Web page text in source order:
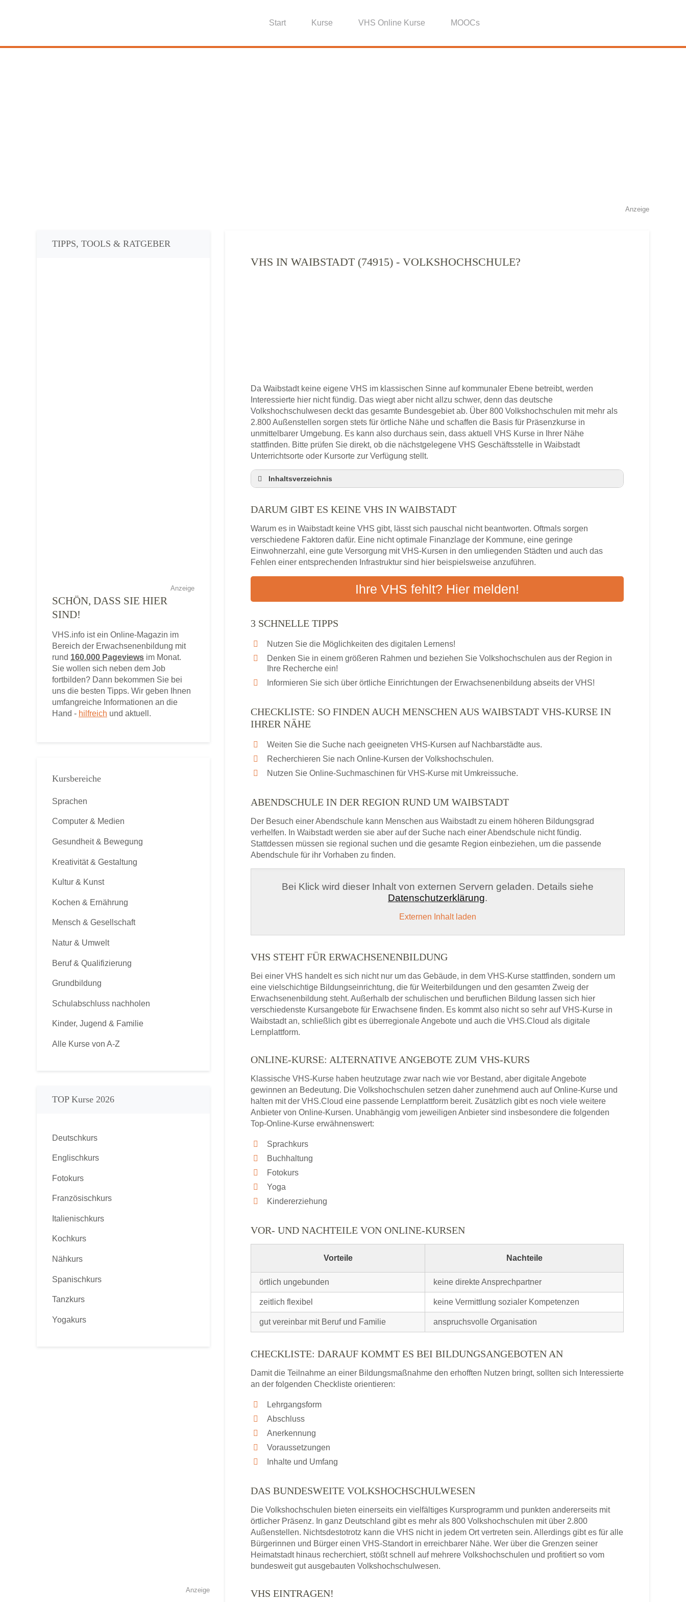
Start Kurse VHS Online Kurse MOOCs
Anzeige
VHS IN WAIBSTADT (74915) - VOLKSHOCHSCHULE?
Da Waibstadt keine eigene VHS im klassischen Sinne auf kommunaler Ebene betreibt, werden
Interessierte hier nicht fündig. Das wiegt aber nicht allzu schwer, denn das deutsche
Volkshochschulwesen deckt das gesamte Bundesgebiet ab. Über 800 Volkshochschulen mit mehr als
2.800 Außenstellen sorgen stets für örtliche Nähe und schaffen die Basis für Präsenzkurse in
unmittelbarer Umgebung. Es kann also durchaus sein, dass aktuell VHS Kurse in Ihrer Nähe
stattfinden. Bitte prüfen Sie direkt, ob die nächstgelegene VHS Geschäftsstelle in Waibstadt
Unterrichtsorte oder Kursorte zur Verfügung stellt.
Inhaltsverzeichnis
3 schnelle Tipps
Abendschule in der Region rund um Waibstadt
VHS steht für Erwachsenenbildung
Online-Kurse: Alternative Angebote zum VHS-Kurs
Checkliste: Darauf kommt es bei Bildungsangeboten an
DARUM GIBT ES KEINE VHS IN WAIBSTADT
Warum es in Waibstadt keine VHS gibt, lässt sich pauschal nicht beantworten. Oftmals sorgen
verschiedene Faktoren dafür. Eine nicht optimale Finanzlage der Kommune, eine geringe
Einwohnerzahl, eine gute Versorgung mit VHS-Kursen in den umliegenden Städten und auch das
Fehlen einer entsprechenden Infrastruktur sind hier beispielsweise anzuführen.
Ihre VHS fehlt? Hier melden!
3 SCHNELLE TIPPS
Nutzen Sie die Möglichkeiten des digitalen Lernens!
Denken Sie in einem größeren Rahmen und beziehen Sie Volkshochschulen aus der Region in
Ihre Recherche ein!
Informieren Sie sich über örtliche Einrichtungen der Erwachsenenbildung abseits der VHS!
CHECKLISTE: SO FINDEN AUCH MENSCHEN AUS WAIBSTADT VHS-KURSE IN
IHRER NÄHE
Weiten Sie die Suche nach geeigneten VHS-Kursen auf Nachbarstädte aus.
Recherchieren Sie nach Online-Kursen der Volkshochschulen.
Nutzen Sie Online-Suchmaschinen für VHS-Kurse mit Umkreissuche.
ABENDSCHULE IN DER REGION RUND UM WAIBSTADT
Der Besuch einer Abendschule kann Menschen aus Waibstadt zu einem höheren Bildungsgrad
verhelfen. In Waibstadt werden sie aber auf der Suche nach einer Abendschule nicht fündig.
Stattdessen müssen sie regional suchen und die gesamte Region einbeziehen, um die passende
Abendschule für ihr Vorhaben zu finden.
Bei Klick wird dieser Inhalt von externen Servern geladen. Details siehe
Datenschutzerklärung.
Externen Inhalt laden
VHS STEHT FÜR ERWACHSENENBILDUNG
Bei einer VHS handelt es sich nicht nur um das Gebäude, in dem VHS-Kurse stattfinden, sondern um
eine vielschichtige Bildungseinrichtung, die für Weiterbildungen und den gesamten Zweig der
Erwachsenenbildung steht. Außerhalb der schulischen und beruflichen Bildung lassen sich hier
verschiedenste Kursangebote für Erwachsene finden. Es kommt also nicht so sehr auf VHS-Kurse in
Waibstadt an, schließlich gibt es überregionale Angebote und auch die VHS.Cloud als digitale
Lernplattform.
ONLINE-KURSE: ALTERNATIVE ANGEBOTE ZUM VHS-KURS
Klassische VHS-Kurse haben heutzutage zwar nach wie vor Bestand, aber digitale Angebote
gewinnen an Bedeutung. Die Volkshochschulen setzen daher zunehmend auch auf Online-Kurse und
halten mit der VHS.Cloud eine passende Lernplattform bereit. Zusätzlich gibt es noch viele weitere
Anbieter von Online-Kursen. Unabhängig vom jeweiligen Anbieter sind insbesondere die folgenden
Top-Online-Kurse erwähnenswert:
Sprachkurs
Buchhaltung
Fotokurs
Yoga
Kindererziehung
VOR- UND NACHTEILE VON ONLINE-KURSEN
Vorteile Nachteile
örtlich ungebunden keine direkte Ansprechpartner
zeitlich flexibel keine Vermittlung sozialer Kompetenzen
gut vereinbar mit Beruf und Familie anspruchsvolle Organisation
CHECKLISTE: DARAUF KOMMT ES BEI BILDUNGSANGEBOTEN AN
Damit die Teilnahme an einer Bildungsmaßnahme den erhofften Nutzen bringt, sollten sich Interessierte
an der folgenden Checkliste orientieren:
Lehrgangsform
Abschluss
Anerkennung
Voraussetzungen
Inhalte und Umfang
DAS BUNDESWEITE VOLKSHOCHSCHULWESEN
Die Volkshochschulen bieten einerseits ein vielfältiges Kursprogramm und punkten andererseits mit
örtlicher Präsenz. In ganz Deutschland gibt es mehr als 800 Volkshochschulen mit über 2.800
Außenstellen. Nichtsdestotrotz kann die VHS nicht in jedem Ort vertreten sein. Allerdings gibt es für alle
Bürgerinnen und Bürger einen VHS-Standort in erreichbarer Nähe. Wer über die Grenzen seiner
Heimatstadt hinaus recherchiert, stößt schnell auf mehrere Volkshochschulen und profitiert so vom
bundesweit gut ausgebauten Volkshochschulwesen.
VHS EINTRAGEN!
TIPPS, TOOLS & RATGEBER
Anzeige
SCHÖN, DASS SIE HIER
SIND!
VHS.info ist ein Online-Magazin im
Bereich der Erwachsenenbildung mit
rund 160.000 Pageviews im Monat.
Sie wollen sich neben dem Job
fortbilden? Dann bekommen Sie bei
uns die besten Tipps. Wir geben Ihnen
umfangreiche Informationen an die
Hand - hilfreich und aktuell.
Kursbereiche
Sprachen
Computer & Medien
Gesundheit & Bewegung
Kreativität & Gestaltung
Kultur & Kunst
Kochen & Ernährung
Mensch & Gesellschaft
Natur & Umwelt
Beruf & Qualifizierung
Grundbildung
Schulabschluss nachholen
Kinder, Jugend & Familie
Alle Kurse von A-Z
TOP Kurse 2026
Deutschkurs
Englischkurs
Fotokurs
Französischkurs
Italienischkurs
Kochkurs
Nähkurs
Spanischkurs
Tanzkurs
Yogakurs
Anzeige